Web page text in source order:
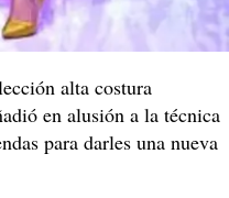
alta costura
en alusión a la técnica
para darles una nueva